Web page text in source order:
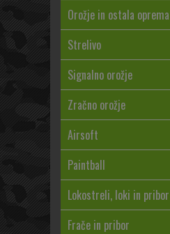
Orožje in ostala oprema
Strelivo
Signalno orožje
Zračno orožje
Airsoft
Paintball
Lokostreli, loki in pribor
Frače in pribor